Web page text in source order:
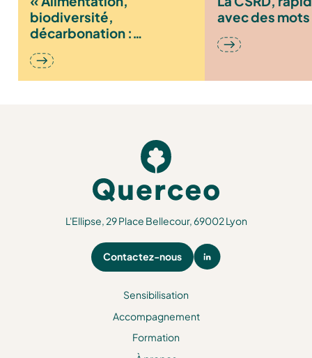
biodiversité,
décarbonation :
l’agriculture face aux
enjeux de la transition
écologique »
avec des
L'Ellipse, 29 Place Bellecour, 69002 Lyon
Contactez-nous
Sensibilisation
Accompagnement
Formation